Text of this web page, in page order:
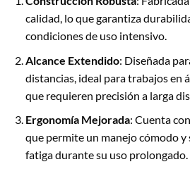
calidad, lo que garantiza
condiciones de uso intensivo.
Alcance Extendido: Diseñada
distancias, ideal para trabajos en
que requieren precisión a larga
Ergonomía Mejorada: Cuenta
que permite un manejo cómodo y
fatiga durante su uso prolongado.